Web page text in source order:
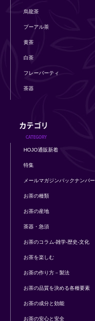
烏龍茶
プーアル茶
黄茶
白茶
フレーバーティ
茶器
HOJO通販新着
特集
メールマガジンバックナンバー
お茶の種類
お茶の産地
茶器・急須
お茶のコラム-雑学-歴史-文化
お茶を楽しむ
お茶の作り方－製法
お茶の品質を決める各種要素
お茶の成分と効能
お茶の安心と安全